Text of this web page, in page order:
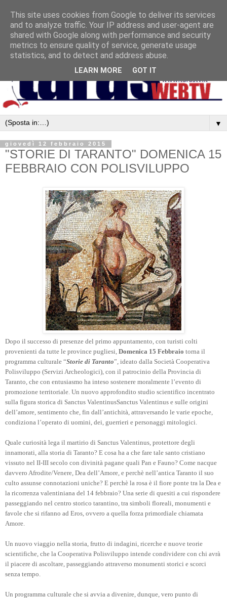
▼
giovedì 12 febbraio 2015
"STORIE DI TARANTO" DOMENICA 15
FEBBRAIO CON POLISVILUPPO
Dopo il successo di presenze del primo appuntamento, con turisti colti
provenienti da tutte le province pugliesi, Domenica 15 Febbraio torna il
programma culturale “Storie di Taranto”, ideato dalla Società Cooperativa
Polisviluppo (Servizi Archeologici), con il patrocinio della Provincia di
Taranto, che con entusiasmo ha inteso sostenere moralmente l’evento di
promozione territoriale. Un nuovo approfondito studio scientifico incentrato
sulla figura storica di Sanctus ValentinusSanctus Valentinus e sulle origini
dell’amore, sentimento che, fin dall’antichità, attraversando le varie epoche,
condiziona l’operato di uomini, dei, guerrieri e personaggi mitologici.
Quale curiosità lega il martirio di Sanctus Valentinus, protettore degli
innamorati, alla storia di Taranto? E cosa ha a che fare tale santo cristiano
vissuto nel II-III secolo con divinità pagane quali Pan e Fauno? Come nacque
davvero Afrodite/Venere, Dea dell’Amore, e perchè nell’antica Taranto il suo
culto assunse connotazioni uniche? E perchè la rosa è il fiore ponte tra la Dea e
la ricorrenza valentiniana del 14 febbraio? Una serie di quesiti a cui rispondere
passeggiando nel centro storico tarantino, tra simboli floreali, monumenti e
favole che si rifanno ad Eros, ovvero a quella forza primordiale chiamata
Amore.
Un nuovo viaggio nella storia, frutto di indagini, ricerche e nuove teorie
scientifiche, che la Cooperativa Polisviluppo intende condividere con chi avrà
il piacere di ascoltare, passeggiando attraverso monumenti storici e scorci
senza tempo.
Un programma culturale che si avvia a divenire, dunque, vero punto di
This site uses cookies from Google to deliver its services
and to analyze traffic. Your IP address and user-agent are
shared with Google along with performance and security
metrics to ensure quality of service, generate usage
statistics, and to detect and address abuse.
LEARN MORE GOT IT